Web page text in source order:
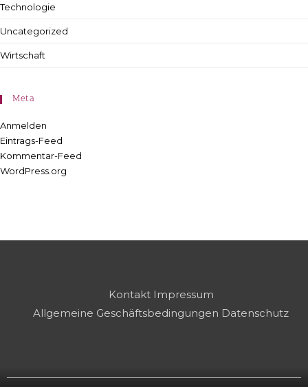
Technologie
Uncategorized
Wirtschaft
Meta
Anmelden
Eintrags-Feed
Kommentar-Feed
WordPress.org
Kontakt Impressum
Allgemeine Geschäftsbedingungen Datenschutz